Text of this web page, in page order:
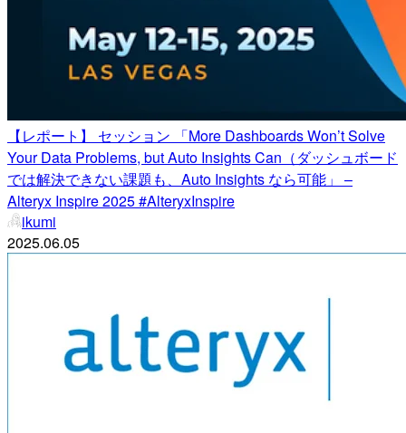
【レポート】 セッション 「More Dashboards Won’t Solve
Your Data Problems, but Auto Insights Can（ダッシュボード
では解決できない課題も、Auto Insights なら可能」 –
Alteryx Inspire 2025 #AlteryxInspire
ikumi
2025.06.05